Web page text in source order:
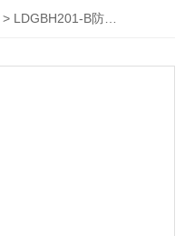
> LDGBH201-B防爆安全柜